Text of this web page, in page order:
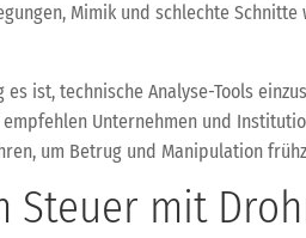
Mimik und schlechte Schnitte
ist, technische Analyse-Tools
Unternehmen und
um Betrug und Manipulation
Steuer mit